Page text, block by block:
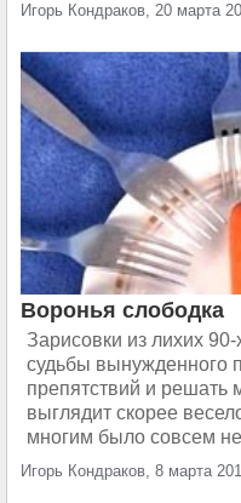
Игорь Кондраков, 20 марта
Воронья слободка
Зарисовки из лихих
судьбы вынужденного
препятствий и решать
выглядит скорее
многим было совсем
Игорь Кондраков, 8 марта